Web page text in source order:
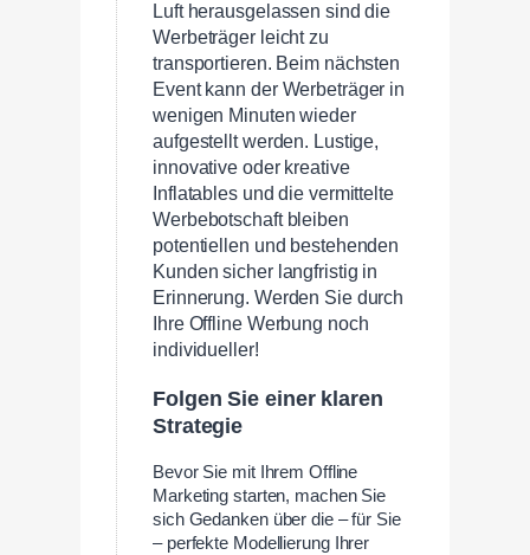
Luft herausgelassen sind die
Werbeträger leicht zu
transportieren. Beim nächsten
Event kann der Werbeträger in
wenigen Minuten wieder
aufgestellt werden. Lustige,
innovative oder kreative
Inflatables und die vermittelte
Werbebotschaft bleiben
potentiellen und bestehenden
Kunden sicher langfristig in
Erinnerung. Werden Sie durch
Ihre Offline Werbung noch
individueller!
Folgen Sie einer klaren
Strategie
Bevor Sie mit Ihrem Offline
Marketing starten, machen Sie
sich Gedanken über die – für Sie
– perfekte Modellierung Ihrer